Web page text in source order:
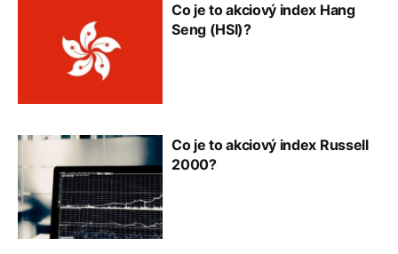
Co je to akciový index Hang
Seng (HSI)?
Co je to akciový index Russell
2000?